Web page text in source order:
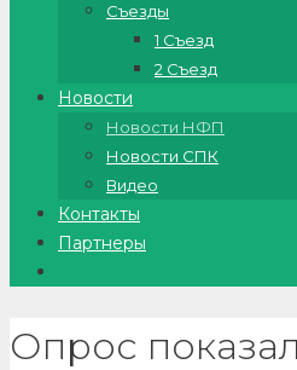
Съезды
1 Съезд
2 Съезд
Новости
Новости НФП
Новости СПК
Видео
Контакты
Партнеры
Опрос